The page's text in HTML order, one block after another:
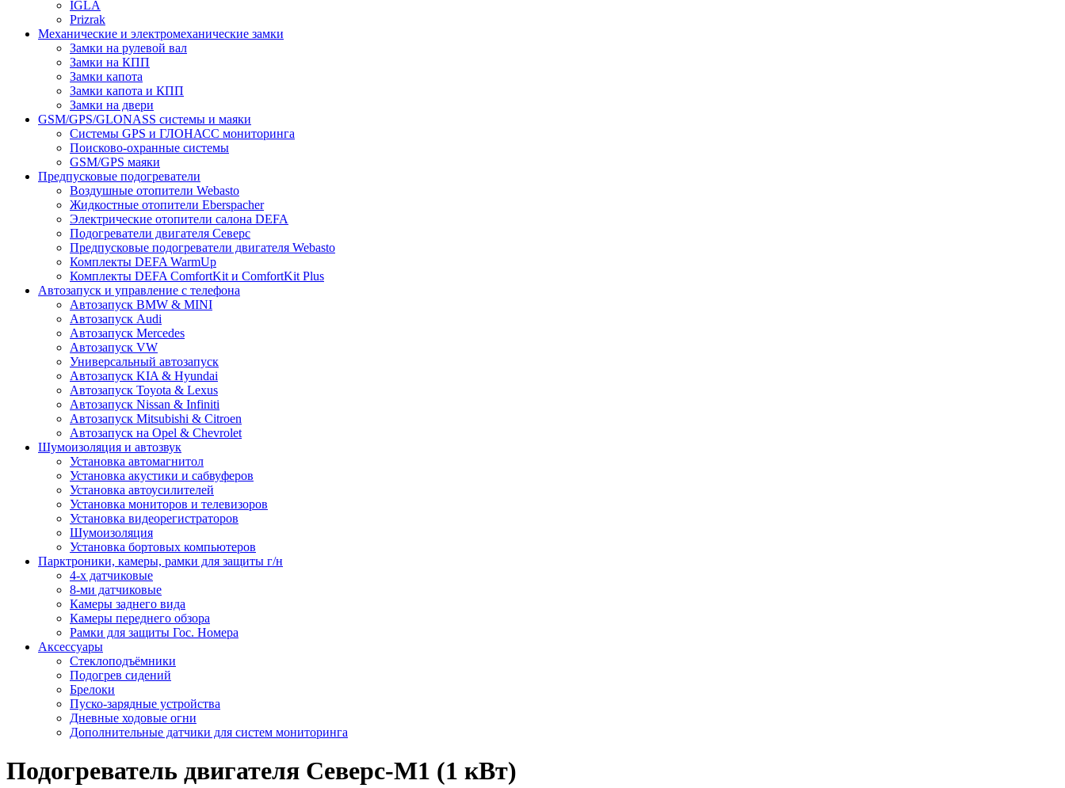
IGLA
Prizrak
Механические и электромеханические замки
Замки на рулевой вал
Замки на КПП
Замки капота
Замки капота и КПП
Замки на двери
GSM/GPS/GLONASS системы и маяки
Системы GPS и ГЛОНАСС мониторинга
Поисково-охранные системы
GSM/GPS маяки
Предпусковые подогреватели
Воздушные отопители Webasto
Жидкостные отопители Eberspacher
Электрические отопители салона DEFA
Подогреватели двигателя Северс
Предпусковые подогреватели двигателя Webasto
Комплекты DEFA WarmUp
Комплекты DEFA ComfortKit и ComfortKit Plus
Автозапуск и управление с телефона
Автозапуск BMW & MINI
Автозапуск Audi
Автозапуск Mercedes
Автозапуск VW
Универсальный автозапуск
Автозапуск KIA & Hyundai
Автозапуск Toyota & Lexus
Автозапуск Nissan & Infiniti
Автозапуск Mitsubishi & Citroen
Автозапуск на Opel & Chevrolet
Шумоизоляция и автозвук
Установка автомагнитол
Установка акустики и сабвуферов
Установка автоусилителей
Установка мониторов и телевизоров
Установка видеорегистраторов
Шумоизоляция
Установка бортовых компьютеров
Парктроники, камеры, рамки для защиты г/н
4-х датчиковые
8-ми датчиковые
Камеры заднего вида
Камеры переднего обзора
Рамки для защиты Гос. Номера
Аксессуары
Стеклоподъёмники
Подогрев сидений
Брелоки
Пуско-зарядные устройства
Дневные ходовые огни
Дополнительные датчики для систем мониторинга
Подогреватель двигателя Северс-М1 (1 кВт)